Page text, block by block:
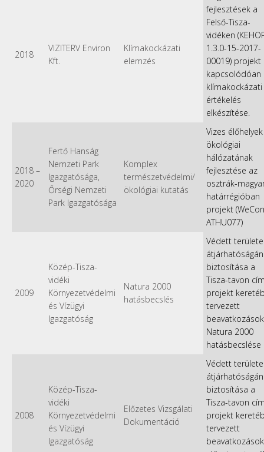
2018
VIZITERV Environ
Kft.
Klímakockázati
elemzés
fejlesztések a
Felső-Tisza-
vidéken
1.3.0-15-2017-
00019) projekt
kapcsolódóan
klímakockázati
értékelés
elkészítése.
2018 –
2020
Fertő Hanság
Nemzeti Park
Igazgatósága,
Őrségi Nemzeti
Park Igazgatósága
Komplex
természetvédelmi/
ökológiai kutatás
Vizes élőhelyek
ökológiai
hálózatának
fejlesztése az
osztrák-
határrégióban
projekt
ATHU077)
2009
Közép-Tisza-
vidéki
Környezetvédelmi
és Vízügyi
Igazgatóság
Natura 2000
hatásbecslés
Védett
biztosítása a
Tisza-tavon
projekt
tervezett
beavatkozások
Natura 2000
hatásbecslése
2008
Közép-Tisza-
vidéki
Környezetvédelmi
és Vízügyi
Igazgatóság
Előzetes Vizsgálati
Dokumentáció
Védett
biztosítása a
Tisza-tavon
projekt
tervezett
beavatkozások